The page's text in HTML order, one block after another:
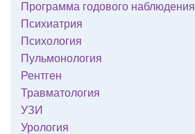
Программа годового наблюдения
Психиатрия
Психология
Пульмонология
Рентген
Травматология
УЗИ
Урология